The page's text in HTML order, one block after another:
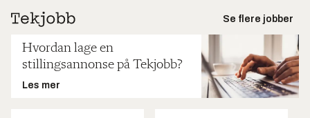
Se flere jobber
Hvordan lage en
stillingsannonse på Tekjobb?
Les mer